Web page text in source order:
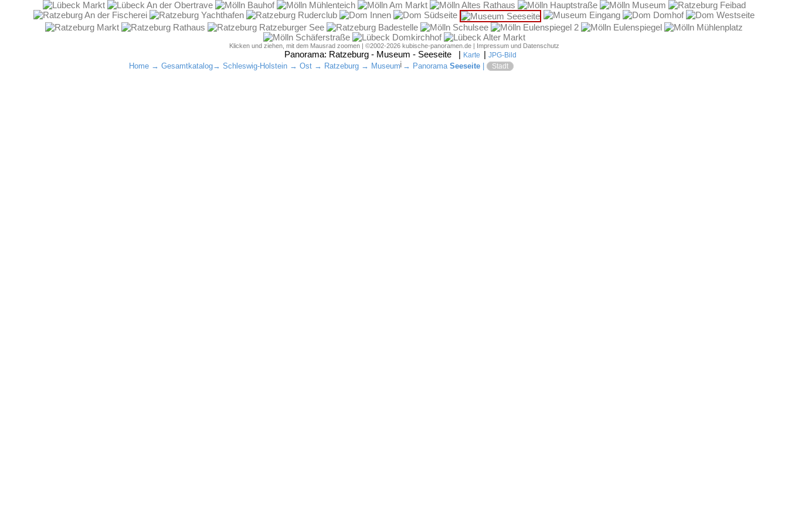
Klicken und ziehen, mit dem Mausrad zoomen | ©2002-2026 kubische-panoramen.de | Impressum und Datenschutz
Home→ Gesamtkatalog→ Schleswig-Holstein→ Ost→ Ratzeburg→ Museum→ Panorama Seeseite Stadt
Panorama: Ratzeburg - Museum - Seeseite | Karte | JPG-Bild
i